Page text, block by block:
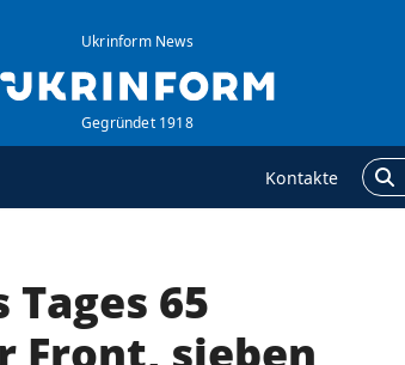
Ukrinform News
Gegründet 1918
Kontakte
ZUSÄTZLICH
Veröffentlichungen
65
Front, sieben